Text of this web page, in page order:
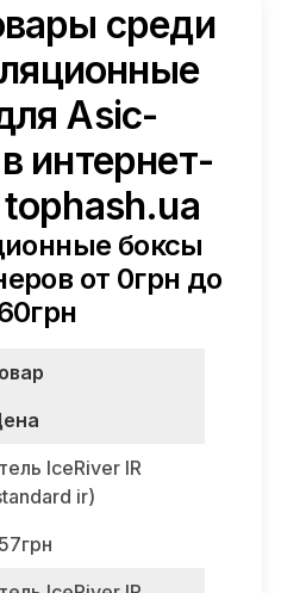
среди
Asic-
интернет-
боксы
от 0грн до
IceRiver IR
ir)